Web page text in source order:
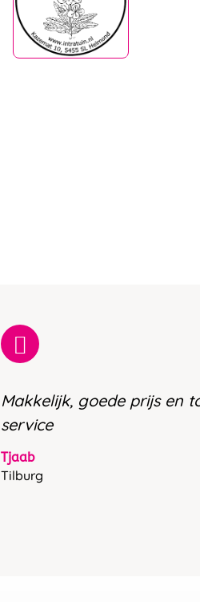
Makkelijk, goede prijs en
service
Tjaab
Tilburg